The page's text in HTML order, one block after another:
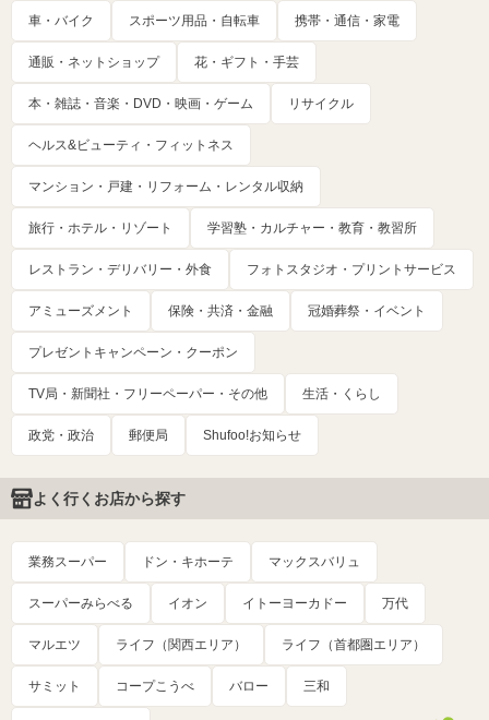
車・バイク スポーツ用品・自転車 携帯・通信・家電
通販・ネットショップ 花・ギフト・手芸
本・雑誌・音楽・DVD・映画・ゲーム リサイクル
ヘルス&ビューティ・フィットネス
マンション・戸建・リフォーム・レンタル収納
旅行・ホテル・リゾート 学習塾・カルチャー・教育・教習所
レストラン・デリバリー・外食 フォトスタジオ・プリントサービス
アミューズメント 保険・共済・金融 冠婚葬祭・イベント
プレゼントキャンペーン・クーポン
TV局・新聞社・フリーペーパー・その他 生活・くらし
政党・政治 郵便局 Shufoo!お知らせ
よく行くお店から探す
業務スーパー ドン・キホーテ マックスバリュ
スーパーみらべる イオン イトーヨーカドー 万代
マルエツ ライフ（関西エリア） ライフ（首都圏エリア）
サミット コープこうべ バロー 三和